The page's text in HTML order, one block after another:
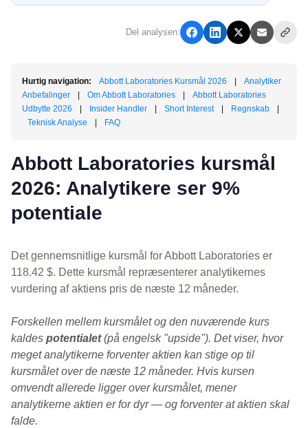
Del analysen:
Hurtig navigation: Abbott Laboratories Kursmål 2026
Analytiker
Anbefalinger
Om Abbott Laboratories
Abbott Laboratories
Udbytte 2026
Insider Handler Short Interest Regnskab
Teknisk Analyse
FAQ
Abbott Laboratories kursmål
2026: Analytikere ser 9%
potentiale
Det gennemsnitlige kursmål for Abbott Laboratories er
118.42 $. Dette kursmål repræsenterer analytikernes
vurdering af aktiens pris de næste 12 måneder.
Forskellen mellem kursmålet og den nuværende kurs
kaldes potentialet(på engelsk "upside"). Det viser, hvor
meget analytikerne forventer aktien kan stige op til
kursmålet over de næste 12 måneder. Hvis kursen
omvendt allerede ligger over kursmålet, mener
analytikerne aktien er for dyr — og forventer at aktien skal
falde.